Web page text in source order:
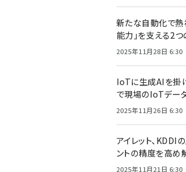
新たな自動化で熱
能力」を支える2つ
2025年11月28日 6:30
IoTに生成AIを掛
で現場のIoTデー
2025年11月26日 6:30
アイレット、
ントの精度を高め
2025年11月21日 6:30